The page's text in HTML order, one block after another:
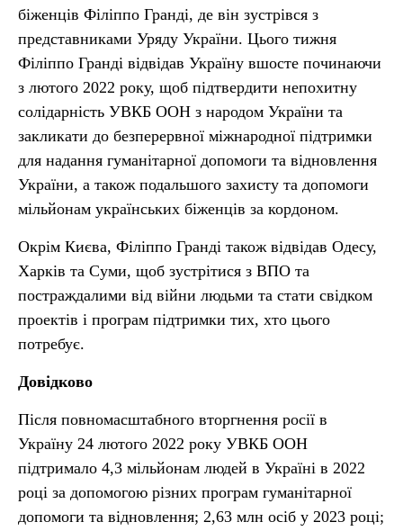
біженців Філіппо Гранді, де він зустрівся з
представниками Уряду України. Цього тижня
Філіппо Гранді відвідав Україну вшосте починаючи
з лютого 2022 року, щоб підтвердити непохитну
солідарність УВКБ ООН з народом України та
закликати до безперервної міжнародної підтримки
для надання гуманітарної допомоги та відновлення
України, а також подальшого захисту та допомоги
мільйонам українських біженців за кордоном.
Окрім Києва, Філіппо Гранді також відвідав Одесу,
Харків та Суми, щоб зустрітися з ВПО та
постраждалими від війни людьми та стати свідком
проектів і програм підтримки тих, хто цього
потребує.
Довідково
Після повномасштабного вторгнення росії в
Україну 24 лютого 2022 року УВКБ ООН
підтримало 4,3 мільйонам людей в Україні в 2022
році за допомогою різних програм гуманітарної
допомоги та відновлення; 2,63 млн осіб у 2023 році;